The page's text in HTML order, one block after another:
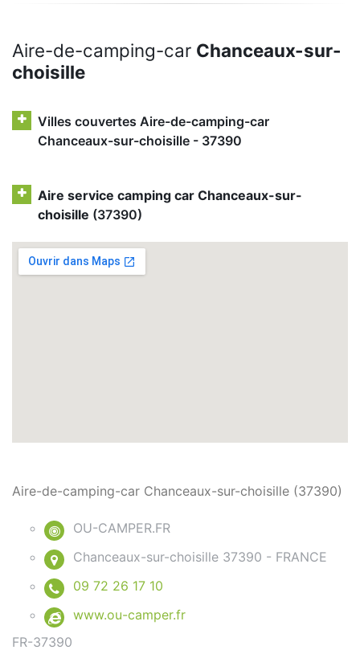
Aire-de-camping-car Chanceaux-sur-
choisille
Villes couvertes Aire-de-camping-car
Chanceaux-sur-choisille - 37390
Aire service camping car Chanceaux-sur-
choisille (37390)
Aire-de-camping-car Chanceaux-sur-choisille (37390)
OU-CAMPER.FR
Chanceaux-sur-choisille 37390 - FRANCE
09 72 26 17 10
www.ou-camper.fr
FR-37390